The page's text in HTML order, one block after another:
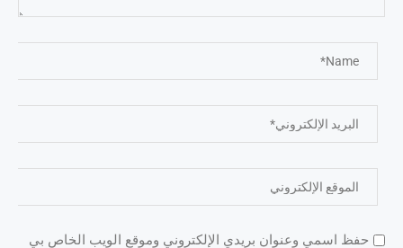
حفظ اسمي وعنوان بريدي الإلكتروني وموقع الويب الخاص بي